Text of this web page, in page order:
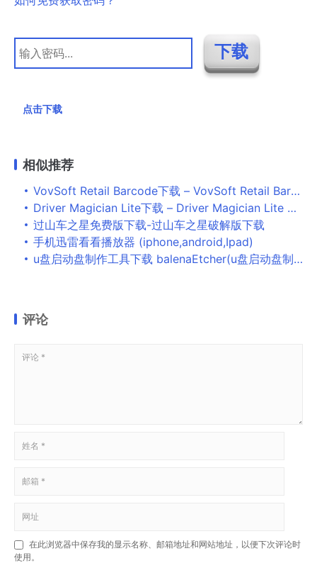
点击下载
相似推荐
VovSoft Retail Barcode下载 – VovSoft Retail Barcode 收银管理软件 3.9 破解版
Driver Magician Lite下载 – Driver Magician Lite 5.3 官方版
过山车之星免费版下载-过山车之星破解版下载
手机迅雷看看播放器 (iphone,android,Ipad)
u盘启动盘制作工具下载 balenaEtcher(u盘启动盘制作软件) v1.5.58 免费绿色版
评论
在此浏览器中保存我的显示名称、邮箱地址和网站地址，以便下次评论时
使用。